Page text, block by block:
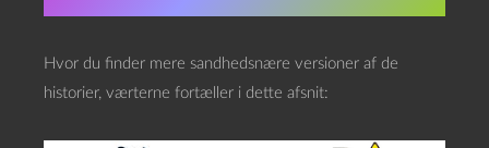
Hvor du finder mere sandhedsnære versioner af de
historier, værterne fortæller i dette afsnit: